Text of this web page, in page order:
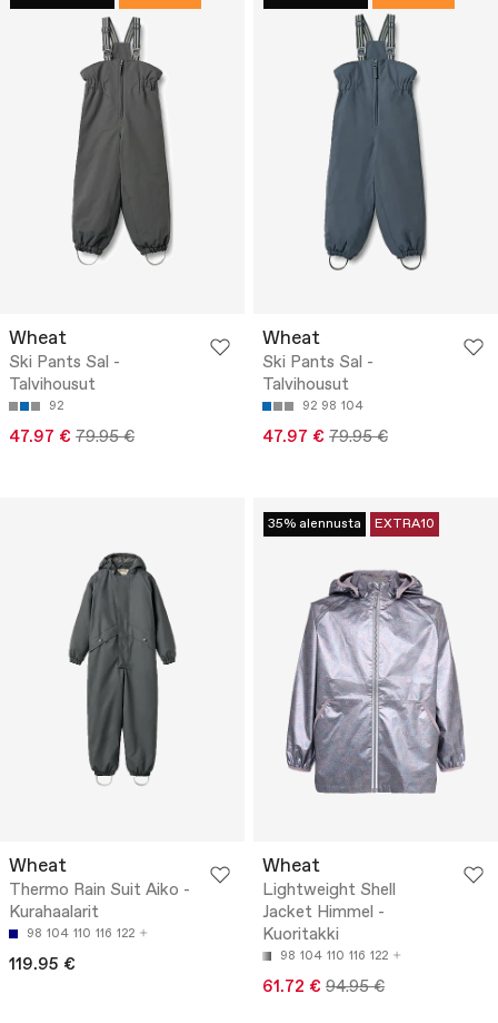
Wheat
Ski Pants Sal -
Talvihousut
92
47.97 € 79.95 €
Wheat
Ski Pants Sal -
Talvihousut
92 98 104
47.97 € 79.95 €
Wheat
Thermo Rain Suit Aiko -
Kurahaalarit
98 104 110 116 122
119.95 €
35% alennusta EXTRA10
Wheat
Lightweight Shell
Jacket Himmel -
Kuoritakki
98 104 110 116 122
61.72 € 94.95 €